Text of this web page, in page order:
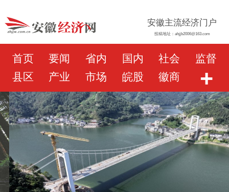
安徽主流经济门户
投稿地址：ahjjb2006@163.com
首页 要闻 省内 国内 社会
监督
县区
产业 市场 皖股 徽商 +